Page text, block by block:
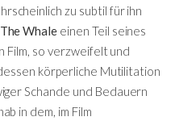
zu subtil für ihn
The Whale einen Teil seines
Film, so verzweifelt und
körperliche Mutilitation
Schande und Bedauern
in dem, im Film